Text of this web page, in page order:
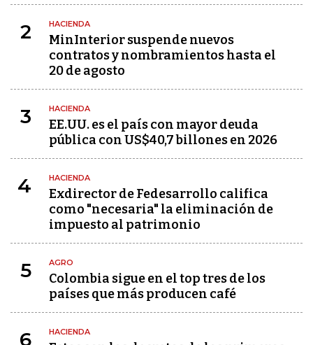
2 HACIENDA
MinInterior suspende nuevos
contratos y nombramientos hasta el
20 de agosto
3 HACIENDA
EE.UU. es el país con mayor deuda
pública con US$40,7 billones en 2026
4 HACIENDA
Exdirector de Fedesarrollo califica
como "necesaria" la eliminación de
impuesto al patrimonio
5 AGRO
Colombia sigue en el top tres de los
países que más producen café
6 HACIENDA